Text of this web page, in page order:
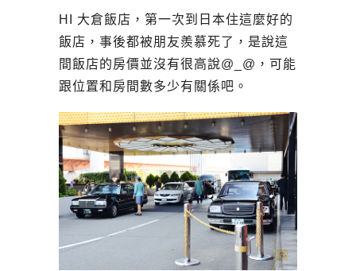
HI 大倉飯店，第一次到日本住這麼好的
飯店，事後都被朋友羨慕死了，是說這
間飯店的房價並沒有很高說@_@，可能
跟位置和房間數多少有關係吧。